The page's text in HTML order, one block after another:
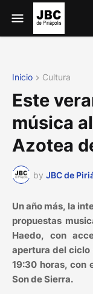
Inicio Cultura
Este
música
Azotea
by JBC de
Un año más, la
propuestas
Haedo, con
apertura del ciclo
19:30 horas, con
Son de Sierra.